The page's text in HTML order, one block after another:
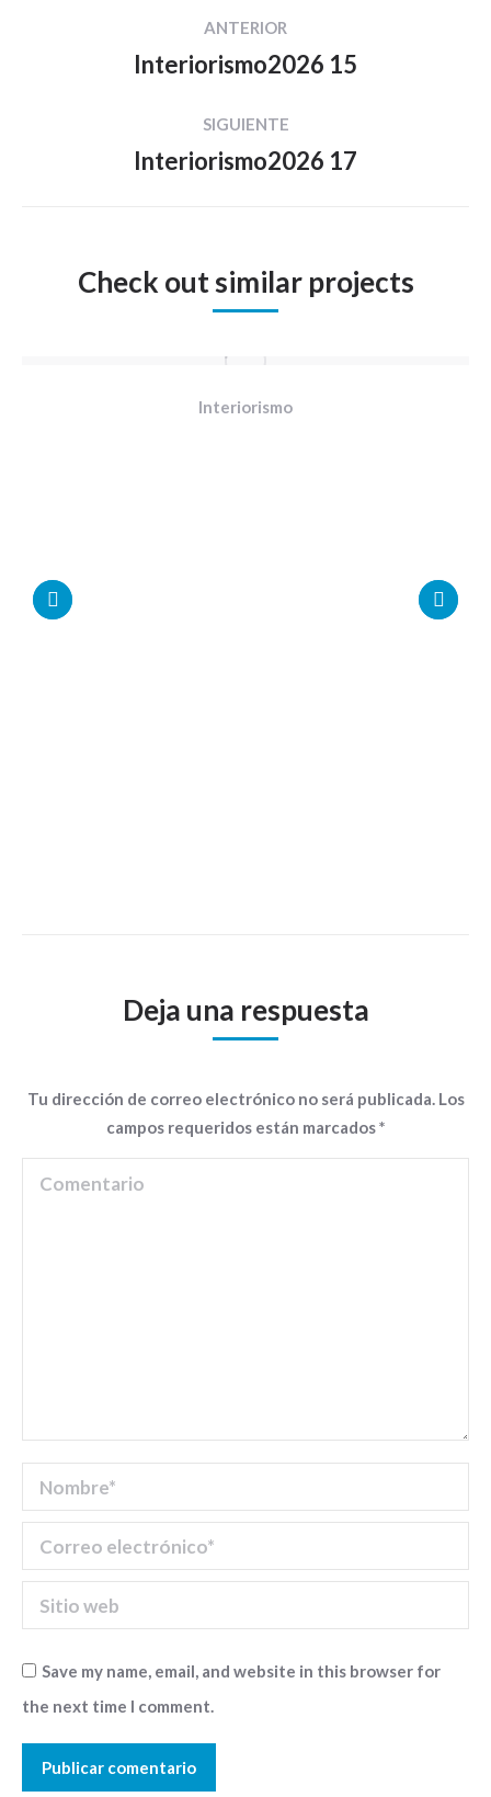
proyectos
ANTERIOR
Proyecto
Interiorismo2026 15
SIGUIENTE
Proyecto
Interiorismo2026 17
Check out similar projects
Interiorismo
Deja una respuesta
Tu dirección de correo electrónico no será publicada. Los
campos requeridos están marcados*
Comentario
Nombre *
Correo electrónico *
Sitio web
Save my name, email, and website in this browser for
the next time I comment.
Publicar comentario